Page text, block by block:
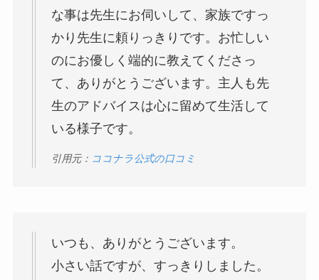
な事は先生にお伺いして、家族ですっ
かり先生に頼りっきりです。お忙しい
のにお優しく端的に教えてくださっ
て、ありがとうございます。主人も先
生のアドバイスは心に留めて生活して
いる様子です。
引用元： ココナラ公式の口コミ
いつも、ありがとうございます。
小さい話ですが、すっきりしました。